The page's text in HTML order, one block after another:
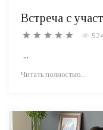
Встреча с
...
Читать полностью...